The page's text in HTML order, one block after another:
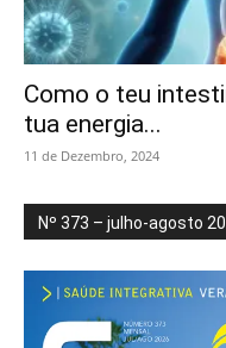
Como o teu
tua energia...
11 de Dezembro, 2024
Nº 373 – julho-agosto